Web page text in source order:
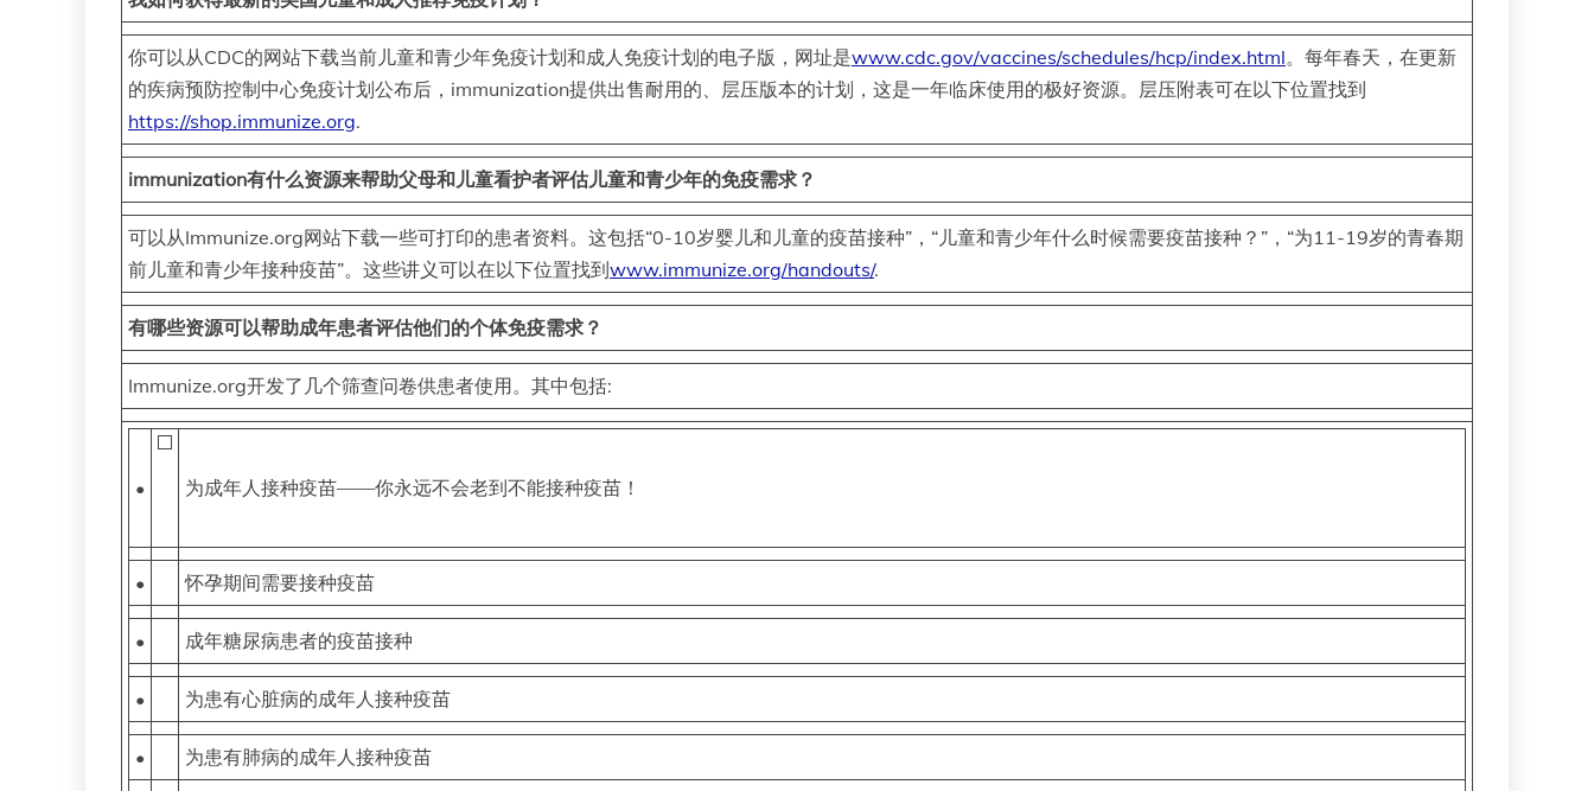
你可以从CDC的网站下载当前儿童和青少年免疫计划和成人免疫计划的电子版，网址是www.cdc.gov/vaccines/schedules/hcp/index.html。每年春天，在更新
的疾病预防控制中心免疫计划公布后，immunization提供出售耐用的、层压版本的计划，这是一年临床使用的极好资源。层压附表可在以下位置找到
https://shop.immunize.org.
immunization有什么资源来帮助父母和儿童看护者评估儿童和青少年的免疫需求？
可以从Immunize.org网站下载一些可打印的患者资料。这包括“0-10岁婴儿和儿童的疫苗接种”，“儿童和青少年什么时候需要疫苗接种？”，“为11-19岁的青春期
前儿童和青少年接种疫苗”。这些讲义可以在以下位置找到www.immunize.org/handouts/.
有哪些资源可以帮助成年患者评估他们的个体免疫需求？
Immunize.org开发了几个筛查问卷供患者使用。其中包括:
• 为成年人接种疫苗——你永远不会老到不能接种疫苗！
• 怀孕期间需要接种疫苗
• 成年糖尿病患者的疫苗接种
• 为患有心脏病的成年人接种疫苗
• 为患有肺病的成年人接种疫苗